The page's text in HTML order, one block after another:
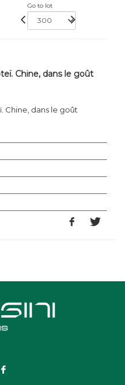
Go to lot
Chine, dans le goût
Chine, dans le goût